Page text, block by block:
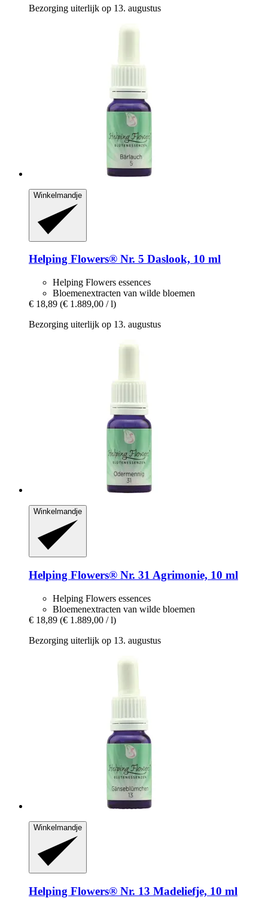
Bezorging uiterlijk op 13. augustus
Winkelmandje
Helping Flowers® Nr. 5 Daslook, 10 ml
Helping Flowers essences
Bloemenextracten van wilde bloemen
€ 18,89 (€ 1.889,00 / l)
Bezorging uiterlijk op 13. augustus
Winkelmandje
Helping Flowers® Nr. 31 Agrimonie, 10 ml
Helping Flowers essences
Bloemenextracten van wilde bloemen
€ 18,89 (€ 1.889,00 / l)
Bezorging uiterlijk op 13. augustus
Winkelmandje
Helping Flowers® Nr. 13 Madeliefje, 10 ml